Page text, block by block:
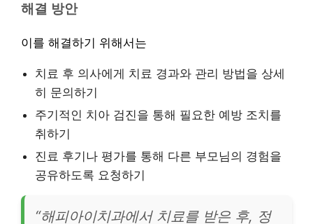
해결 방안
이를 해결하기 위해서는
치료 후 의사에게 치료 경과와 관리 방법을 상세
히 문의하기
주기적인 치아 검진을 통해 필요한 예방 조치를
취하기
진료 후기나 평가를 통해 다른 부모님의 경험을
공유하도록 요청하기
“해피아이치과에서 치료를 받은 후, 정